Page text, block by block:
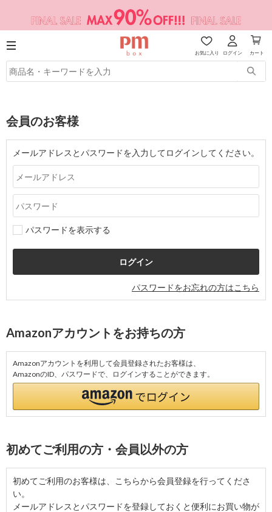
お気に入り ログイン カート
会員のお客様
メールアドレスとパスワードを入力してログインしてください。
パスワードを表示する
パスワードをお忘れの方はこちら
Amazonアカウントをお持ちの方
Amazonアカウントを利用して会員登録されたお客様は、
AmazonのID、パスワードで、ログインすることができます。
初めてご利用の方・会員以外の方
初めてご利用のお客様は、こちらから会員登録を行ってくださ
い。
メールアドレスとパスワードを登録しておくと便利にお買い物が